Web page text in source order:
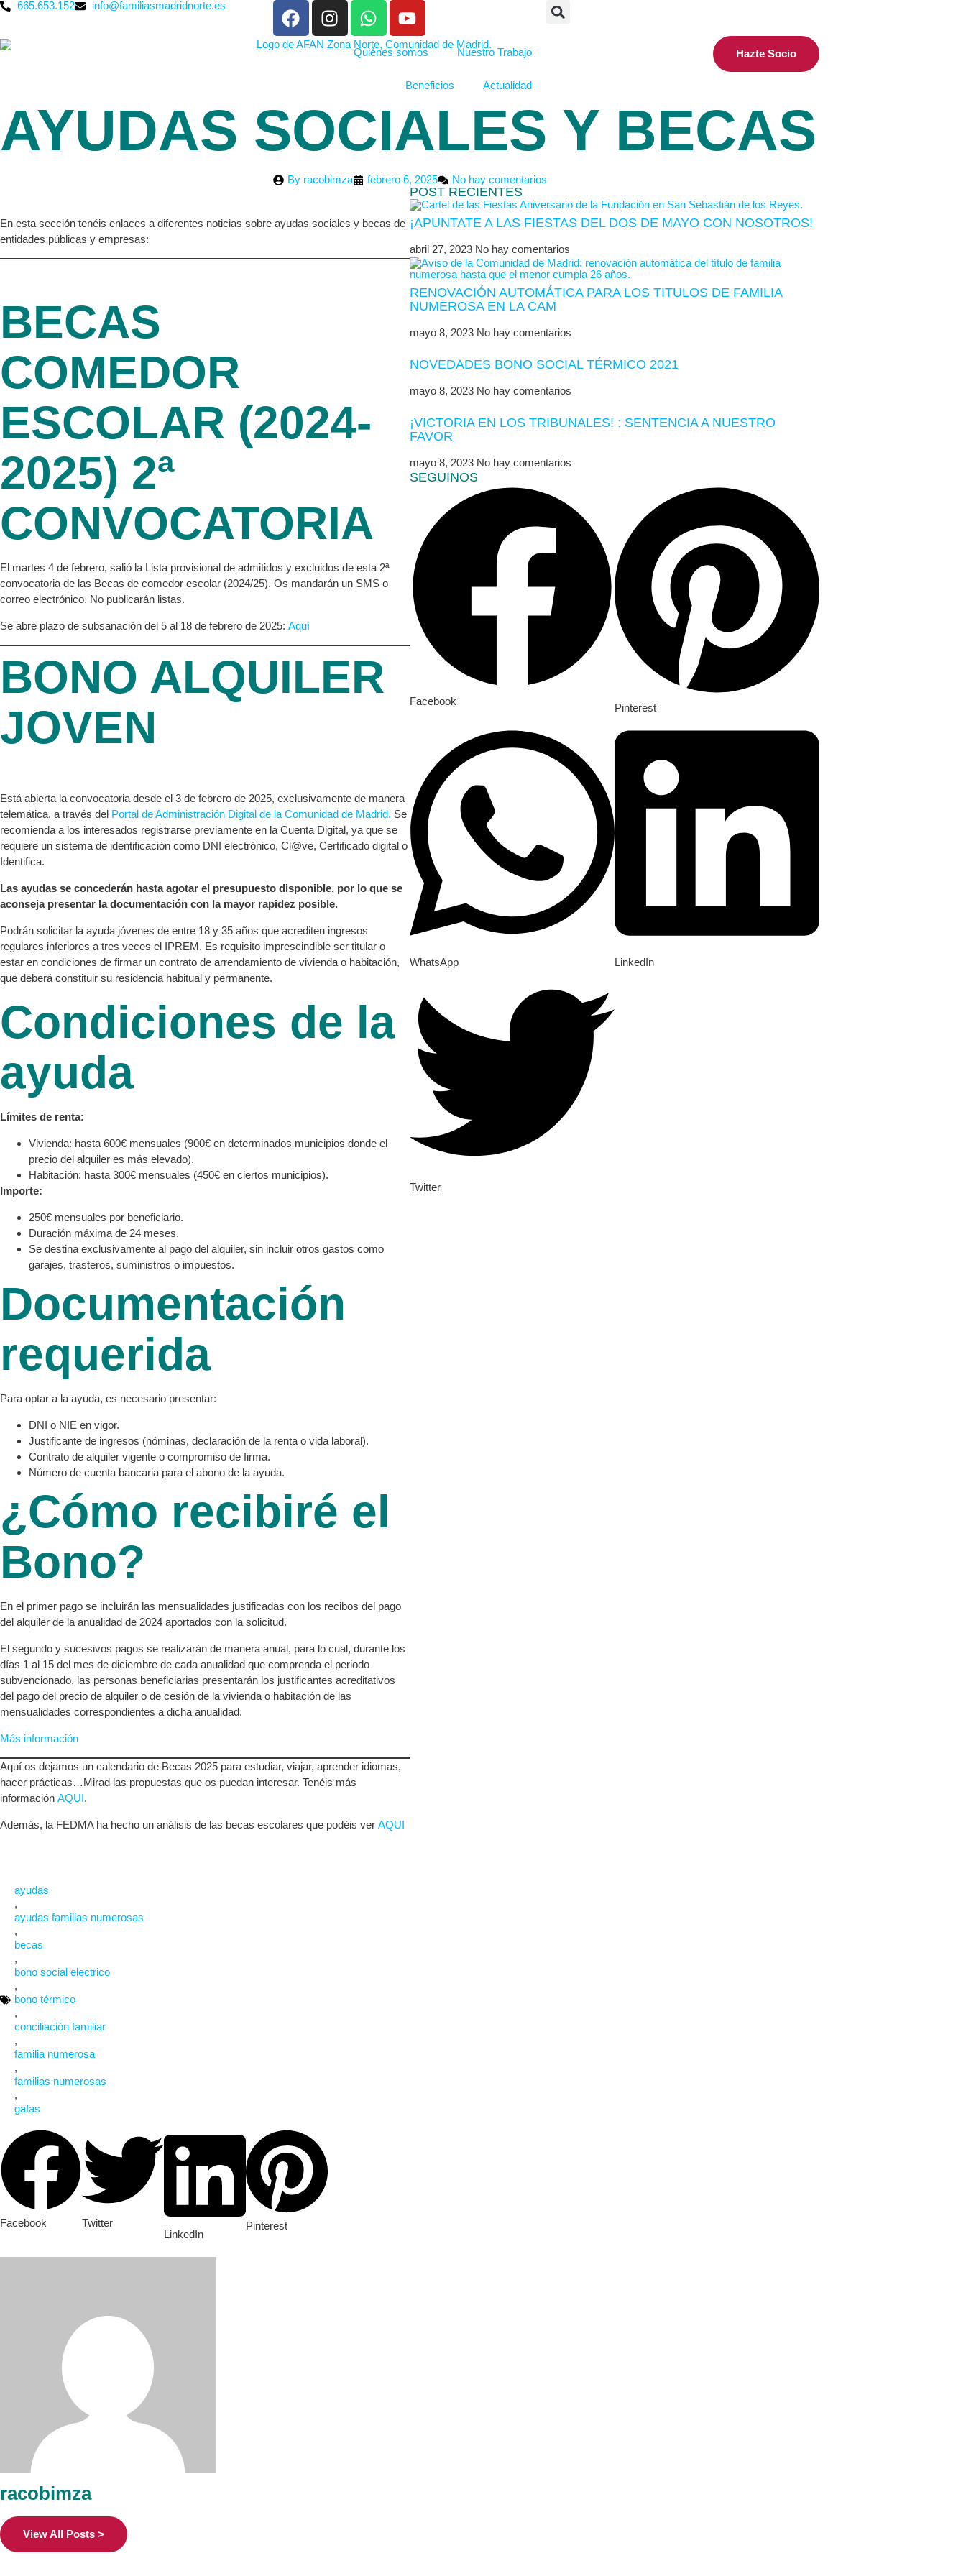
665.653.152 info@familiasmadridnorte.es
Quiénes somos Nuestro Trabajo
Beneficios Actualidad
Hazte Socio
AYUDAS SOCIALES Y BECAS
Byracobimza febrero 6, 2025 No hay comentarios
En esta sección tenéis enlaces a diferentes noticias sobre ayudas sociales y becas de
entidades públicas y empresas:
BECAS
COMEDOR
ESCOLAR (2024-
2025) 2ª
CONVOCATORIA
El martes 4 de febrero, salió la Lista provisional de admitidos y excluidos de esta 2ª
convocatoria de las Becas de comedor escolar (2024/25). Os mandarán un SMS o
correo electrónico. No publicarán listas.
Se abre plazo de subsanación del 5 al 18 de febrero de 2025: Aquí
BONO ALQUILER
JOVEN
Está abierta la convocatoria desde el 3 de febrero de 2025, exclusivamente de manera
telemática, a través del Portal de Administración Digital de la Comunidad de Madrid. Se
recomienda a los interesados registrarse previamente en la Cuenta Digital, ya que se
requiere un sistema de identificación como DNI electrónico, Cl@ve, Certificado digital o
Identifica.
Las ayudas se concederán hasta agotar el presupuesto disponible, por lo que se
aconseja presentar la documentación con la mayor rapidez posible.
Podrán solicitar la ayuda jóvenes de entre 18 y 35 años que acrediten ingresos
regulares inferiores a tres veces el IPREM. Es requisito imprescindible ser titular o
estar en condiciones de firmar un contrato de arrendamiento de vivienda o habitación,
que deberá constituir su residencia habitual y permanente.
Condiciones de la
ayuda
Límites de renta:
Vivienda: hasta 600€ mensuales (900€ en determinados municipios donde el
precio del alquiler es más elevado).
Habitación: hasta 300€ mensuales (450€ en ciertos municipios).
Importe:
250€ mensuales por beneficiario.
Duración máxima de 24 meses.
Se destina exclusivamente al pago del alquiler, sin incluir otros gastos como
garajes, trasteros, suministros o impuestos.
Documentación
requerida
Para optar a la ayuda, es necesario presentar:
DNI o NIE en vigor.
Justificante de ingresos (nóminas, declaración de la renta o vida laboral).
Contrato de alquiler vigente o compromiso de firma.
Número de cuenta bancaria para el abono de la ayuda.
¿Cómo recibiré el
Bono?
En el primer pago se incluirán las mensualidades justificadas con los recibos del pago
del alquiler de la anualidad de 2024 aportados con la solicitud.
El segundo y sucesivos pagos se realizarán de manera anual, para lo cual, durante los
días 1 al 15 del mes de diciembre de cada anualidad que comprenda el periodo
subvencionado, las personas beneficiarias presentarán los justificantes acreditativos
del pago del precio de alquiler o de cesión de la vivienda o habitación de las
mensualidades correspondientes a dicha anualidad.
Más información
Aquí os dejamos un calendario de Becas 2025 para estudiar, viajar, aprender idiomas,
hacer prácticas…Mirad las propuestas que os puedan interesar. Tenéis más
información AQUI.
Además, la FEDMA ha hecho un análisis de las becas escolares que podéis ver AQUI
ayudas
,
ayudas familias numerosas
,
becas
,
bono social electrico
,
bono térmico
,
conciliación familiar
,
familia numerosa
,
familias numerosas
,
gafas
Facebook
Twitter
LinkedIn
Pinterest
racobimza
View All Posts >
POST RECIENTES
¡APUNTATE A LAS FIESTAS DEL DOS DE MAYO CON NOSOTROS!
abril 27, 2023 No hay comentarios
RENOVACIÓN AUTOMÁTICA PARA LOS TITULOS DE FAMILIA
NUMEROSA EN LA CAM
mayo 8, 2023 No hay comentarios
NOVEDADES BONO SOCIAL TÉRMICO 2021
mayo 8, 2023 No hay comentarios
¡VICTORIA EN LOS TRIBUNALES! : SENTENCIA A NUESTRO
FAVOR
mayo 8, 2023 No hay comentarios
SEGUINOS
Facebook
Pinterest
WhatsApp LinkedIn
Twitter